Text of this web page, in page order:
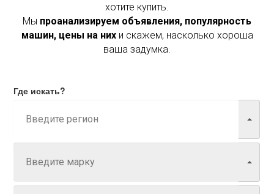
хотите купить.
Мы проанализируем объявления, популярность
машин, цены на нихи скажем, насколько хороша
ваша задумка.
Где искать?